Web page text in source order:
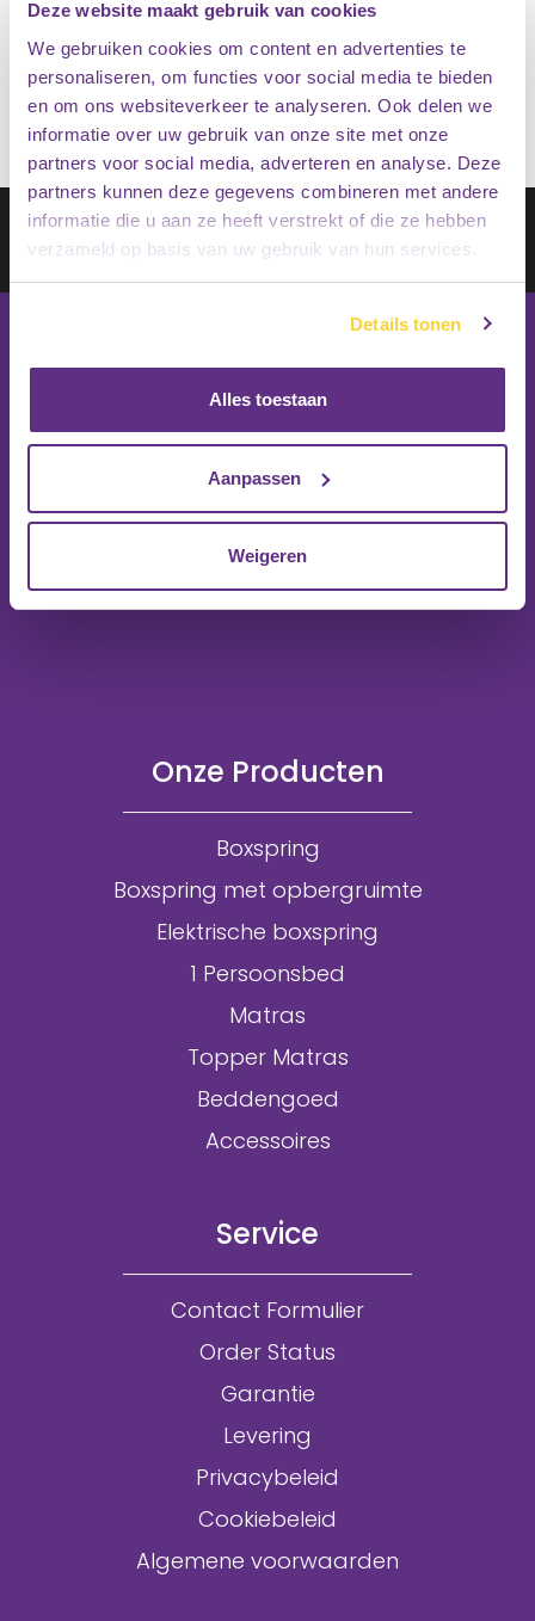
Deze website maakt gebruik van cookies
We gebruiken cookies om content en advertenties te
personaliseren, om functies voor social media te bieden
en om ons websiteverkeer te analyseren. Ook delen we
informatie over uw gebruik van onze site met onze
partners voor social media, adverteren en analyse. Deze
partners kunnen deze gegevens combineren met andere
informatie die u aan ze heeft verstrekt of die ze hebben
verzameld op basis van uw gebruik van hun services.
Details tonen
Alles toestaan
Aanpassen
Weigeren
Op voorraad €15.95
Schrijf je in op onze nieuwsbrief
Inschrijven
Onze Producten
Boxspring
Boxspring met opbergruimte
Elektrische boxspring
1 Persoonsbed
Matras
Topper Matras
Beddengoed
Accessoires
Service
Contact Formulier
Order Status
Garantie
Levering
Privacybeleid
Cookiebeleid
Algemene voorwaarden